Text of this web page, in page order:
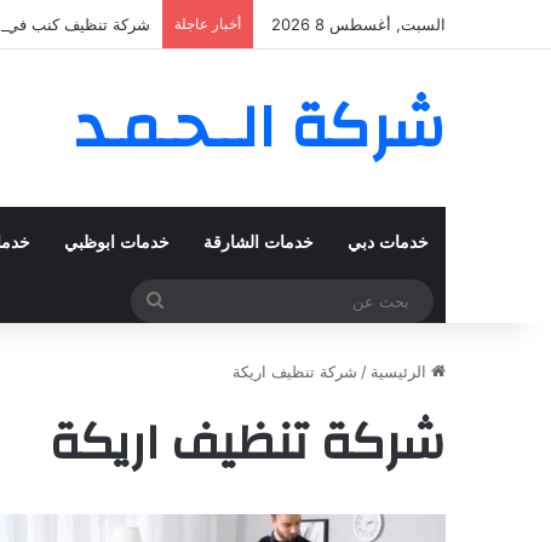
السبت, أغسطس 8 2026 أخبار عاجلة شركة تنظيف كنب في المزهر – دبي
شركة الــحـمـد
خدمات دبي خدمات الشارقة خدمات ابوظبي
بحث
الرئيسية / شركة تنظيف اريكة
شركة تنظيف اريكة